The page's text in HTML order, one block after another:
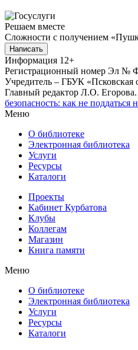
Решаем вместе
Сложности с получением
Написать
Информация 12+
Регистрационный номер Эл №
Учредитель – ГБУК «Псковская
Главный редактор Л.О.
безопасность: как не
Меню
О библиотеке
Электронная библиотека
Услуги
Ресурсы
Каталоги
Проекты
Кабинет Курбатова
Клубы
Коллегам
Магазин
Книга памяти
Меню
О библиотеке
Электронная библиотека
Услуги
Ресурсы
Каталоги